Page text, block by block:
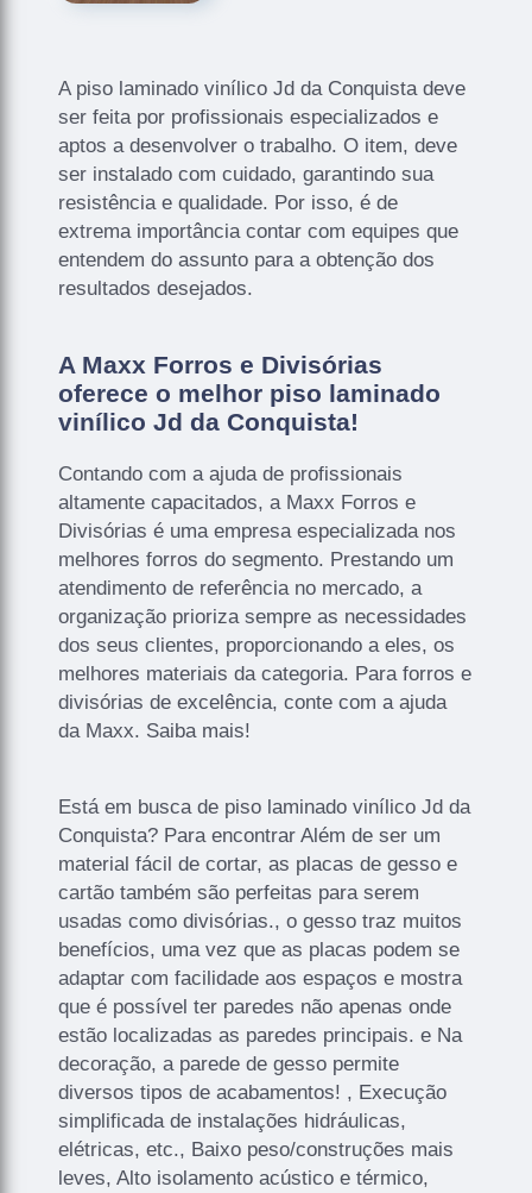
A piso laminado vinílico Jd da Conquista deve
ser feita por profissionais especializados e
aptos a desenvolver o trabalho. O item, deve
ser instalado com cuidado, garantindo sua
resistência e qualidade. Por isso, é de
extrema importância contar com equipes que
entendem do assunto para a obtenção dos
resultados desejados.
A Maxx Forros e Divisórias
oferece o melhor piso laminado
vinílico Jd da Conquista!
Contando com a ajuda de profissionais
altamente capacitados, a Maxx Forros e
Divisórias é uma empresa especializada nos
melhores forros do segmento. Prestando um
atendimento de referência no mercado, a
organização prioriza sempre as necessidades
dos seus clientes, proporcionando a eles, os
melhores materiais da categoria. Para forros e
divisórias de excelência, conte com a ajuda
da Maxx. Saiba mais!
Está em busca de piso laminado vinílico Jd da
Conquista? Para encontrar Além de ser um
material fácil de cortar, as placas de gesso e
cartão também são perfeitas para serem
usadas como divisórias., o gesso traz muitos
benefícios, uma vez que as placas podem se
adaptar com facilidade aos espaços e mostra
que é possível ter paredes não apenas onde
estão localizadas as paredes principais. e Na
decoração, a parede de gesso permite
diversos tipos de acabamentos! , Execução
simplificada de instalações hidráulicas,
elétricas, etc., Baixo peso/construções mais
leves, Alto isolamento acústico e térmico,